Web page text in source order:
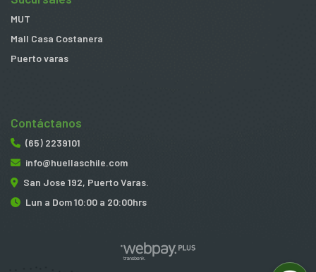
MUT
Mall Casa Costanera
Puerto varas
Contáctanos
(65) 2239101
info@huellaschile.com
San Jose 192, Puerto Varas.
Lun a Dom 10:00 a 20:00hrs